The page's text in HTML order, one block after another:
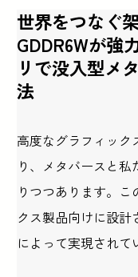
世界をつなぐ
GDDR6Wが強
リで没入型メ
法
高度なグラフィック
り、メタバースと
りつつあります。
クス製品向けに設
によって実現されて